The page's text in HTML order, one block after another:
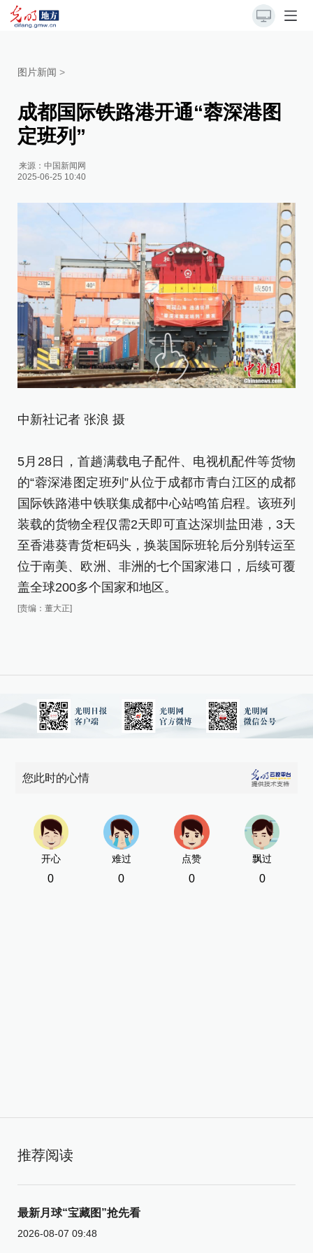
图片新闻 >
成都国际铁路港开通“蓉深港图
定班列”
来源：中国新闻网
2025-06-25 10:40
中新社记者 张浪 摄
5月28日，首趟满载电子配件、电视机配件等货物
的“蓉深港图定班列”从位于成都市青白江区的成都
国际铁路港中铁联集成都中心站鸣笛启程。该班列
装载的货物全程仅需2天即可直达深圳盐田港，3天
至香港葵青货柜码头，换装国际班轮后分别转运至
位于南美、欧洲、非洲的七个国家港口，后续可覆
盖全球200多个国家和地区。
[责编：董大正]
您此时的心情
开心
0
难过
0
点赞
0
飘过
0
推荐阅读
最新月球“宝藏图”抢先看
2026-08-07 09:48